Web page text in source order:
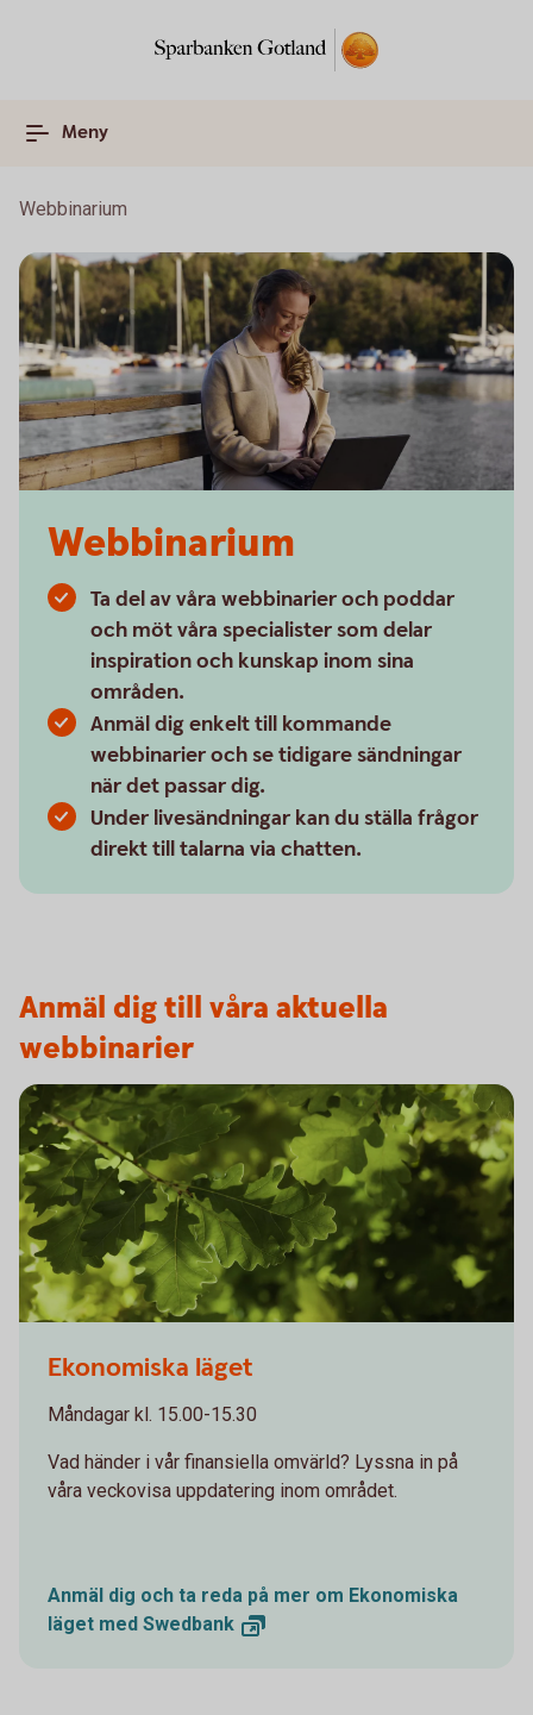
Meny
Webbinarium
Webbinarium
Ta del av våra webbinarier och poddar
och möt våra specialister som delar
inspiration och kunskap inom sina
områden.
Anmäl dig enkelt till kommande
webbinarier och se tidigare sändningar
när det passar dig.
Under livesändningar kan du ställa frågor
direkt till talarna via chatten.
Anmäl dig till våra aktuella
webbinarier
Ekonomiska läget
Måndagar kl. 15.00-15.30
Vad händer i vår finansiella omvärld? Lyssna in på
våra veckovisa uppdatering inom området.
Anmäl dig och ta reda på mer om Ekonomiska
läget med Swedbank